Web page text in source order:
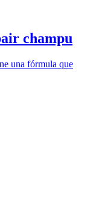
champu
una fórmula que